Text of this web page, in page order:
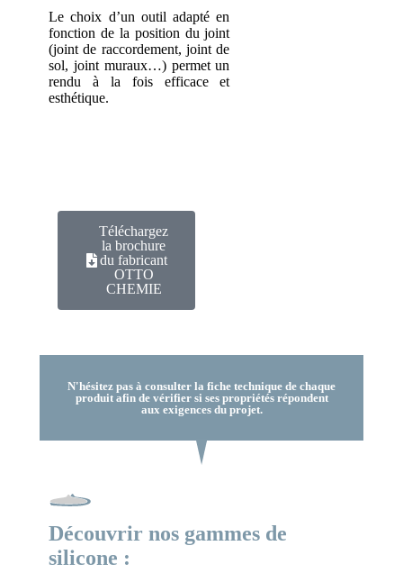
Le choix d’un outil adapté en
fonction de la position du joint
(joint de raccordement, joint de
sol, joint muraux…) permet un
rendu à la fois efficace et
esthétique.
Téléchargez
la brochure
du fabricant
OTTO
CHEMIE
N'hésitez pas à consulter la fiche technique de chaque
produit afin de vérifier si ses propriétés répondent
aux exigences du projet.
Découvrir nos gammes de
silicone :